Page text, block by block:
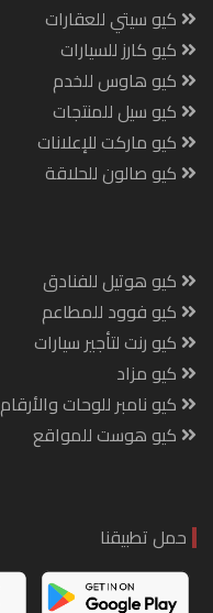
كيو سيتي للعقارات
كيو كارز للسيارات
كيو هاوس للخدم
كيو سيل للمنتجات
كيو ماركت للإعلانات
كيو صالون للحلاقة
كيو هوتيل للفنادق
كيو فوود للمطاعم
كيو رنت لتأجير سيارات
كيو مزاد
كيو نامبر للوحات والأرقام
كيو هوست للمواقع
حمل تطبيقنا